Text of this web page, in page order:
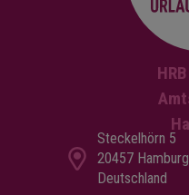
Steckelhörn 5
20457 Hamburg
Deutschland